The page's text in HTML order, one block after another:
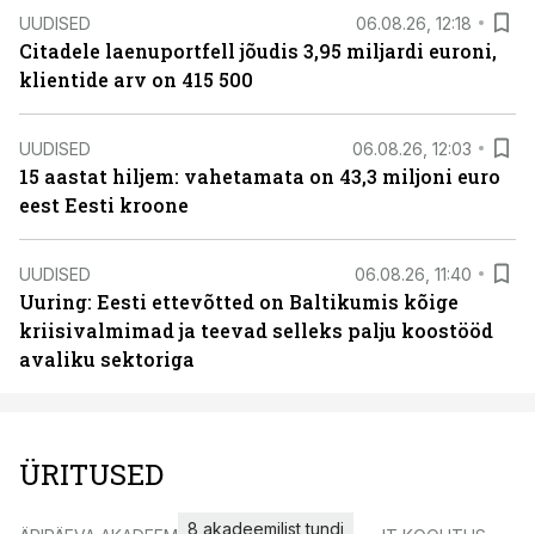
UUDISED 06.08.26, 12:18
Citadele laenuportfell jõudis 3,95 miljardi euroni,
klientide arv on 415 500
UUDISED 06.08.26, 12:03
15 aastat hiljem: vahetamata on 43,3 miljoni euro
eest Eesti kroone
UUDISED 06.08.26, 11:40
Uuring: Eesti ettevõtted on Baltikumis kõige
kriisivalmimad ja teevad selleks palju koostööd
avaliku sektoriga
ÜRITUSED
8 akadeemilist tundi